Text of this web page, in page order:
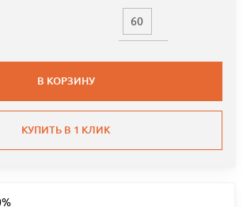
60
В КОРЗИНУ
КУПИТЬ В 1 КЛИК